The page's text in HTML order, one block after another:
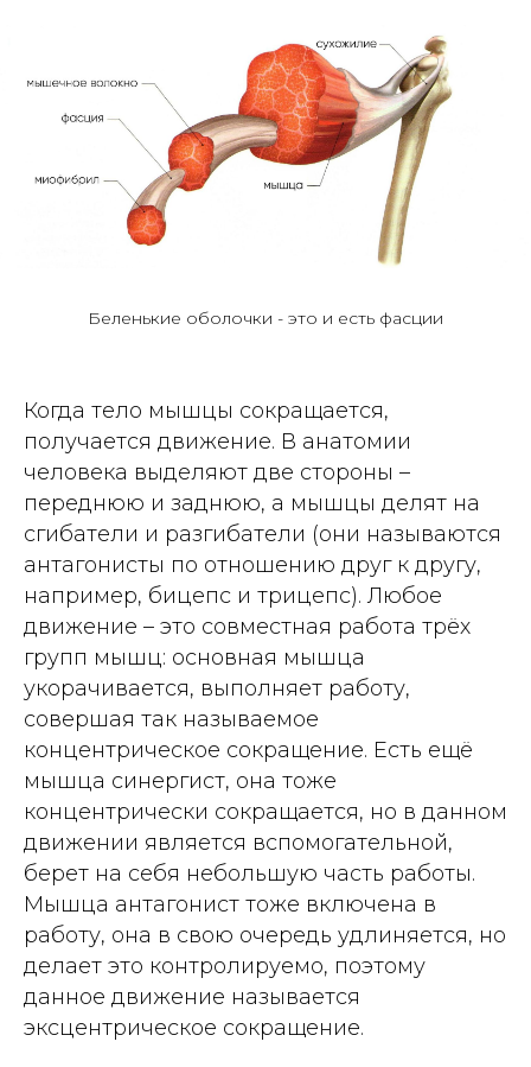
Беленькие оболочки - это и есть фасции
Когда тело мышцы сокращается,
получается движение. В анатомии
человека выделяют две стороны –
переднюю и заднюю, а мышцы делят на
сгибатели и разгибатели (они называются
антагонисты по отношению друг к другу,
например, бицепс и трицепс). Любое
движение – это совместная работа трёх
групп мышц: основная мышца
укорачивается, выполняет работу,
совершая так называемое
концентрическое сокращение. Есть ещё
мышца синергист, она тоже
концентрически сокращается, но в данном
движении является вспомогательной,
берет на себя небольшую часть работы.
Мышца антагонист тоже включена в
работу, она в свою очередь удлиняется, но
делает это контролируемо, поэтому
данное движение называется
эксцентрическое сокращение.